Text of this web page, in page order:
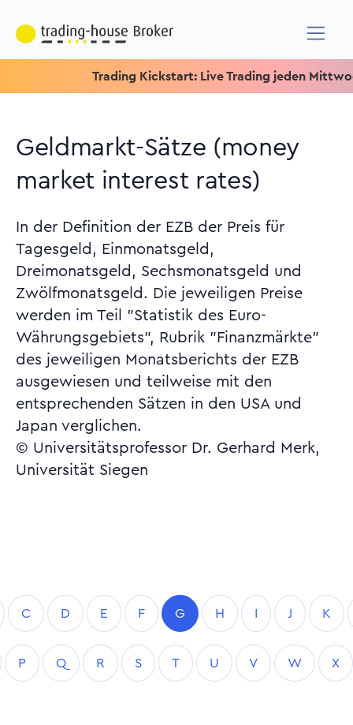
Trading Kickstart: Live Trading jeden Mittwoch
Geldmarkt-Sätze (money
market interest rates)
In der Definition der EZB der Preis für
Tagesgeld, Einmonatsgeld,
Dreimonatsgeld, Sechsmonatsgeld und
Zwölfmonatsgeld. Die jeweiligen Preise
werden im Teil "Statistik des Euro-
Währungsgebiets", Rubrik "Finanzmärkte"
des jeweiligen Monatsberichts der EZB
ausgewiesen und teilweise mit den
entsprechenden Sätzen in den USA und
Japan verglichen.
© Universitätsprofessor Dr. Gerhard Merk,
Universität Siegen
C D E F G H I J K
P Q R S T U V W X